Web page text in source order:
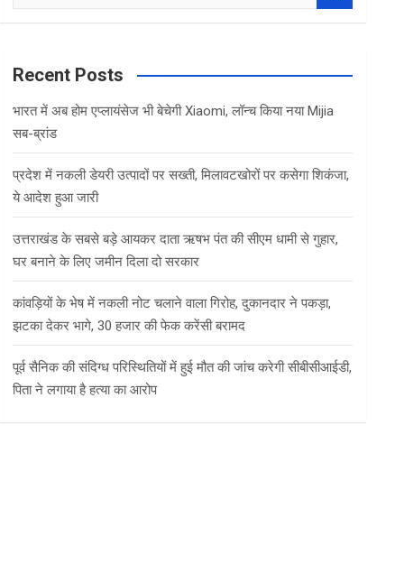
a
c
Recent Posts
भारत में अब होम एप्लायंसेज भी बेचेगी Xiaomi, लॉन्च किया नया Mijia
सब-ब्रांड
प्रदेश में नकली डेयरी उत्पादों पर सख्ती, मिलावटखोरों पर कसेगा शिकंजा,
ये आदेश हुआ जारी
उत्तराखंड के सबसे बड़े आयकर दाता ऋषभ पंत की सीएम धामी से गुहार,
घर बनाने के लिए जमीन दिला दो सरकार
कांवड़ियों के भेष में नकली नोट चलाने वाला गिरोह, दुकानदार ने पकड़ा,
झटका देकर भागे, 30 हजार की फेक करेंसी बरामद
पूर्व सैनिक की संदिग्ध परिस्थितियों में हुई मौत की जांच करेगी सीबीसीआईडी,
पिता ने लगाया है हत्या का आरोप